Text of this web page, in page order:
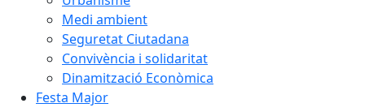
Medi ambient
Seguretat Ciutadana
Convivència i solidaritat
Dinamització Econòmica
Festa Major